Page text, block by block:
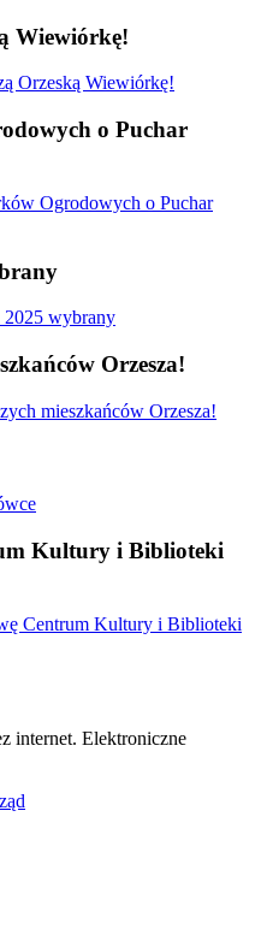
Wiewiórkę!
Orzeską Wiewiórkę!
o Puchar
Ogrodowych o Puchar
2025 wybrany
Orzesza!
mieszkańców Orzesza!
Kultury i Biblioteki
Centrum Kultury i Biblioteki
internet. Elektroniczne